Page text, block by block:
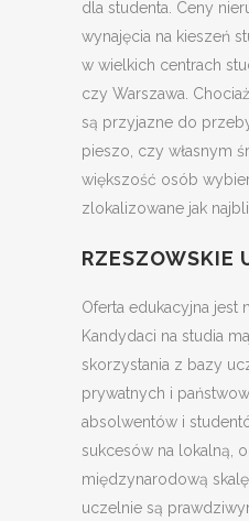
dla studenta. Ceny
wynajęcia na kieszeń
w wielkich centrach
czy Warszawa.
są przyjazne do
pieszo, czy własnym
większość osób
zlokalizowane jak
RZESZOWSKIE
Oferta edukacyjna jest
Kandydaci na studia
skorzystania z bazy
prywatnych i
absolwentów i
sukcesów na lokalną,
międzynarodową
uczelnie są